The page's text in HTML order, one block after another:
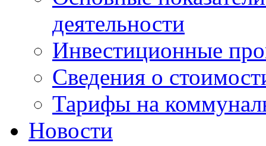
деятельности
Инвестиционные
Сведения о
Тарифы на
Новости